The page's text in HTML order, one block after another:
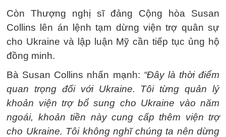
Còn Thượng nghị sĩ đảng Cộng hòa Susan
Collins lên án lệnh tạm dừng viện trợ quân sự
cho Ukraine và lập luận Mỹ cần tiếp tục ủng hộ
đồng minh.
Bà Susan Collins nhấn mạnh: “Đây là thời điểm
quan trọng đối với Ukraine. Tôi từng quản lý
khoản viện trợ bổ sung cho Ukraine vào năm
ngoái, khoản tiền này cung cấp thêm viện trợ
cho Ukraine. Tôi không nghĩ chúng ta nên dừng